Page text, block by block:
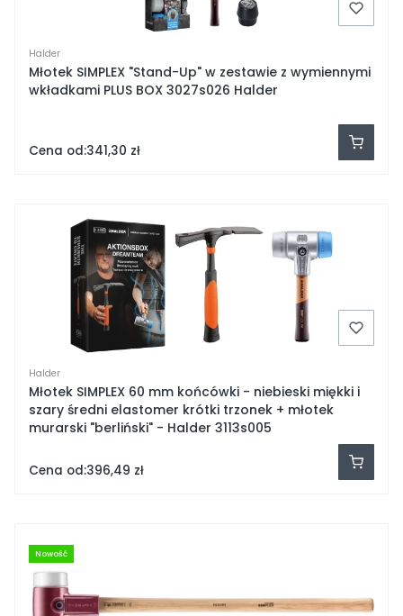
Halder
Młotek SIMPLEX "Stand-Up" w zestawie z wymiennymi
wkładkami PLUS BOX 3027s026 Halder
Cena od:341,30 zł
Halder
Młotek SIMPLEX 60 mm końcówki - niebieski miękki i
szary średni elastomer krótki trzonek + młotek
murarski "berliński" - Halder 3113s005
Cena od:396,49 zł
Nowość